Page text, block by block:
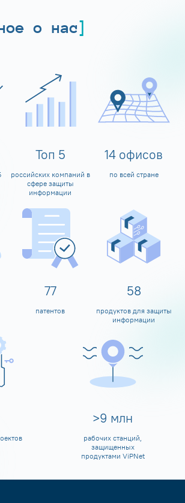
о нас
Топ 5
российских компаний в
сфере защиты
информации
14 офисов
по всей стране
80
патентов
60
продуктов для защиты
информации
>10 млн
рабочих станций,
защищенных
продуктами ViPNet